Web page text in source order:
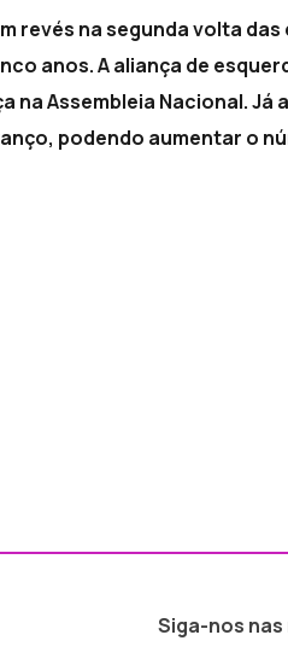
revés na segunda volta
anos. A aliança de
na Assembleia Nacional.
podendo aumentar o
Siga-nos